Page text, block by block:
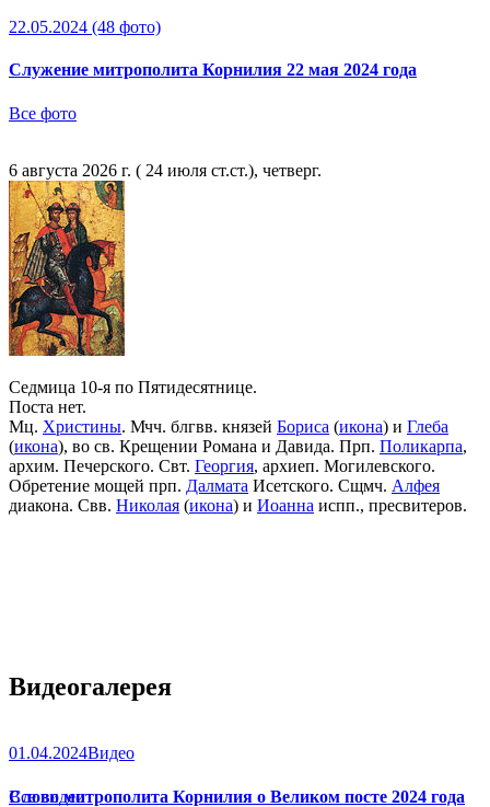
22.05.2024 (48 фото)
Служение митрополита Корнилия 22 мая 2024 года
Все фото
6 августа 2026 г. ( 24 июля ст.ст.), четверг.
Седмица 10-я по Пятидесятнице.
Поста нет.
Мц. Христины. Мчч. блгвв. князей Бориса (икона) и Глеба
(икона), во св. Крещении Романа и Давида. Прп. Поликарпа,
архим. Печерского. Свт. Георгия, архиеп. Могилевского.
Обретение мощей прп. Далмата Исетского. Сщмч. Алфея
диакона. Свв. Николая (икона) и Иоанна испп., пресвитеров.
Видеогалерея
01.04.2024Видео
Слово митрополита Корнилия о Великом посте 2024 года
Все видео